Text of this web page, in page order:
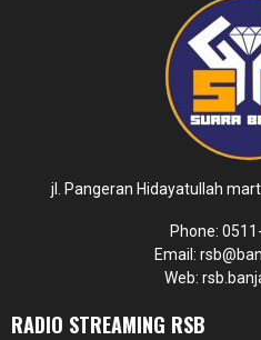
jl. Pangeran Hidayatullah
Phone:
Email:
Web:
RADIO STREAMING RSB